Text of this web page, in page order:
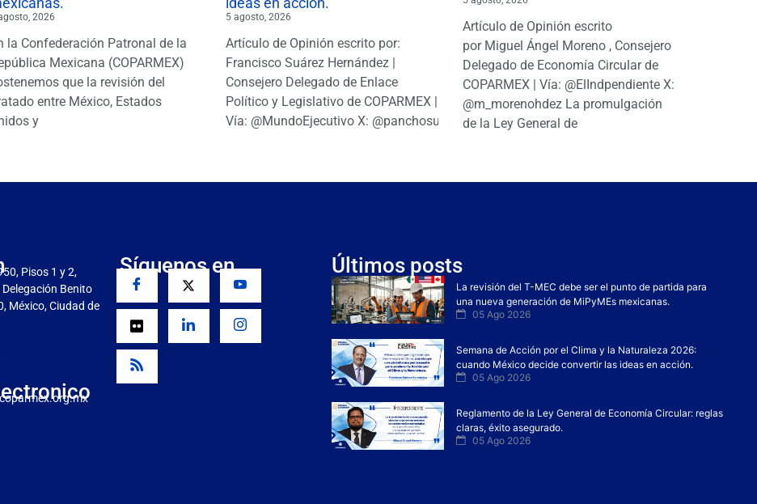
2026
la Confederación Patronal de la
Mexicana (COPARMEX)
que la revisión del
entre México, Estados
y
5 agosto, 2026
Artículo de Opinión escrito por:
Francisco Suárez Hernández |
Consejero Delegado de Enlace
Político y Legislativo de COPARMEX |
Vía: @MundoEjecutivo X: @panchosuarezh
Artículo de Opinión escrito
por Miguel Ángel Moreno , Consejero
Delegado de Economía Circular de
COPARMEX | Vía: @ElIndpendiente X:
@m_morenohdez La promulgación
de la Ley General de
Pisos 1 y 2,
Delegación Benito
México, Ciudad de
Síguenos en Últimos posts
La revisión del T-MEC debe ser el punto de partida para
una nueva generación de MiPyMEs mexicanas.
05 Ago 2026
Semana de Acción por el Clima y la Naturaleza 2026:
cuando México decide convertir las ideas en acción.
05 Ago 2026
Reglamento de la Ley General de Economía Circular: reglas
claras, éxito asegurado.
05 Ago 2026